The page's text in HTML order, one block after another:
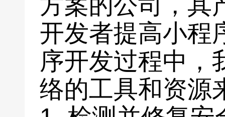
开发者提高小程
序开发过程中，
络的工具和资源